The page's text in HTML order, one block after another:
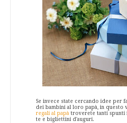
Se invece state cercando idee per
dei bambini al loro papà, in questo
regali al papà troverete tanti spunti
te e bigliettini d'auguri.